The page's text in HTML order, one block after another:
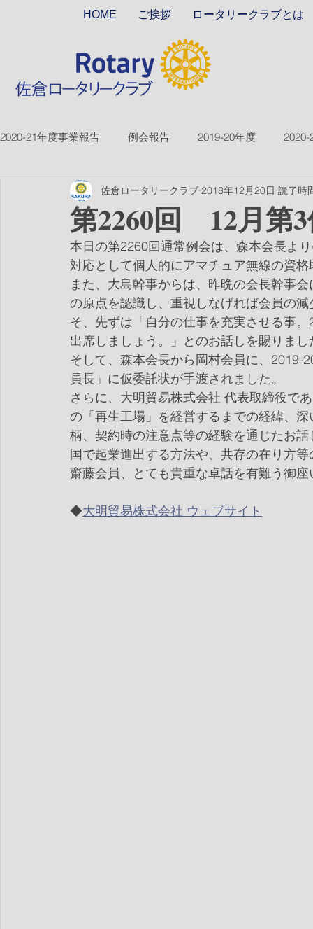
HOME ご挨拶 ロータリークラブとは
2020-21年度事業報告 例会報告 2019-20年度 2020-
2018-19ver2 2017-18ver2 2021-22年度
2026-27年度
第2260回 12月第
佐倉ロータリークラブ 2018年12月20日 読了時
本日の第2260回通常例会は、森本会長よ
対応として個人的にアマチュア無線の資
また、大島幹事からは、昨晩の会長幹事
の原点を認識し、重視しなげれば会員の
そ、先ずは「自分の仕事を充実させる事
出席しましょう。」とのお話しを賜りまし
そして、森本会長から岡村会員に、2019-
員長」に仮委託状が手渡されました。
さらに、大明貿易株式会社 代表取締役で
の「再生工場」を経営するまでの経緯、
柄、契約時の注意点等の経験を通じたお
国で起業進出する方法や、共存の在り方
齋藤会員、とても貴重な卓話を有難う御座
◆大明貿易株式会社 ウェブサイト